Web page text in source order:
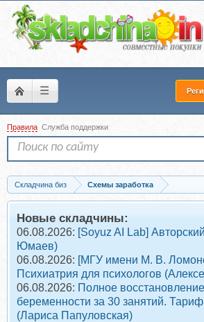
☰
Правила Служба поддержки
Складчина биз
Схемы заработка
Скачать 100$ в день уже сегодня. (Денис Кузнецов)
Новые складчины:
06.08.2026: [Soyuz AI Lab]
Юмаев)
06.08.2026: [МГУ имени М. В.
Психиатрия для психологов
06.08.2026: Полное
беременности за 30 занятий.
(Лариса Папуловская)